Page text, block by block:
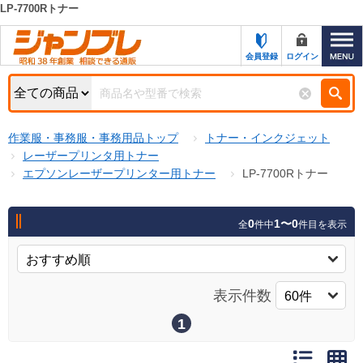
カテゴリー一覧
お知らせ
特集・キャンペーン一覧
初めての方へ
お問い合わせ
新規登録キャンペーン
キーワード検索
検索条件
商品カテゴリから選ぶ
商品ステータスで絞る
キャンペーン
LP-7700Rトナー
会員登録 ログイン
作業服・事務服・事務用品トップ
トナー・インクジェット
レーザープリンタ用トナー
エプソンレーザープリンター用トナー
LP-7700Rトナー
全0件中1〜0件目を表示
表示件数
1